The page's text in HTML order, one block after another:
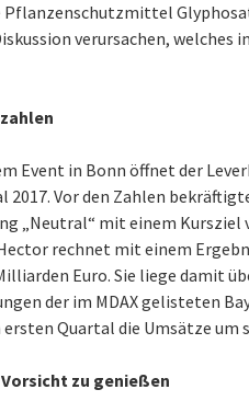
verursachen, welches
Event in Bonn öffnet der
2017. Vor den Zahlen
„Neutral“ mit einem Kursziel
rechnet mit einem
Euro. Sie liege damit
der im MDAX gelisteten
ersten Quartal die Umsätze
zu genießen